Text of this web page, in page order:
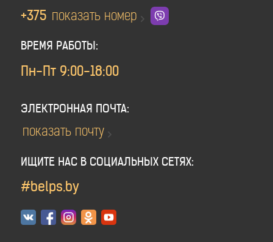
+375 показать номер
ВРЕМЯ РАБОТЫ:
Пн-Пт 9:00-18:00
ЭЛЕКТРОННАЯ ПОЧТА:
показать почту
ИЩИТЕ НАС В СОЦИАЛЬНЫХ СЕТЯХ:
#belps.by